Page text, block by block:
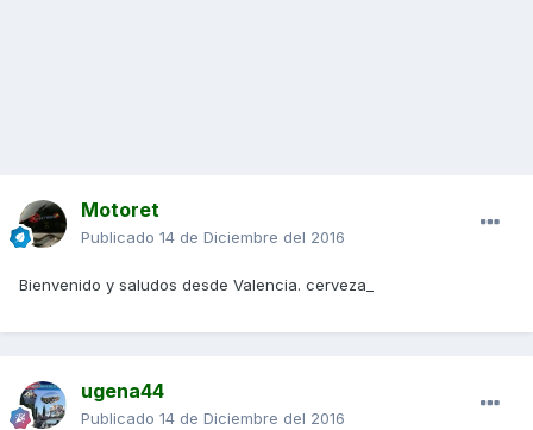
Motoret
Publicado 14 de Diciembre del 2016
Bienvenido y saludos desde Valencia. cerveza_
ugena44
Publicado 14 de Diciembre del 2016